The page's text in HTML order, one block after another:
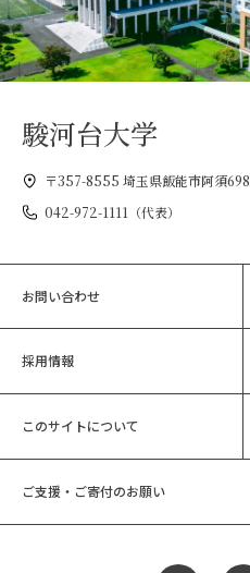
駿河台大学
〒357-8555 埼玉県飯能市阿須698
042-972-1111（代表）
お問い合わせ
採用情報
このサイトについて
ご支援・ご寄付のお願い